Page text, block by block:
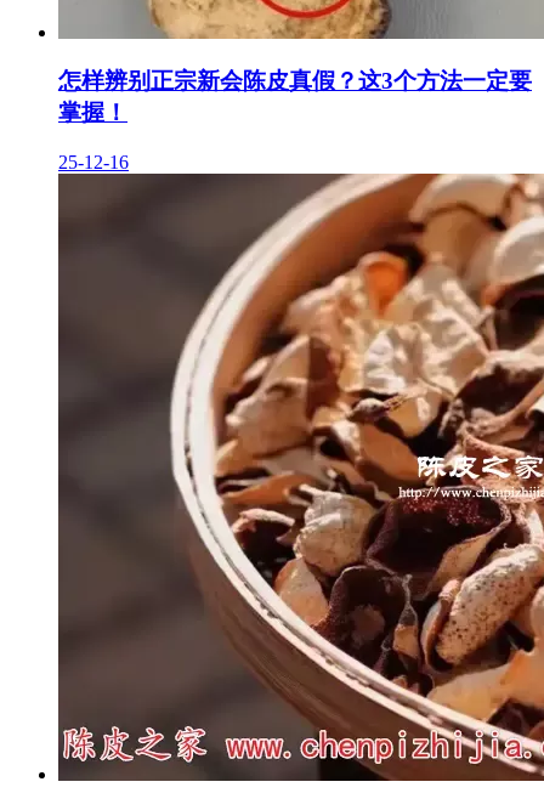
怎样辨别正宗新会陈皮真假？这3个方法一定要
掌握！
25-12-16